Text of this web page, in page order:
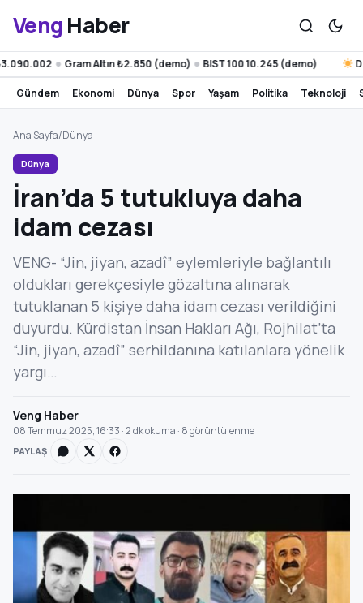
Veng Haber
● Gram Altın ₺2.850 (demo) ● BIST 100 10.245 (demo)
gündem ekonomi dünya spor yaşam politika teknoloji
Ana Sayfa/Dünya
Dünya
İran’da 5 tutukluya daha
idam cezası
VENG- “Jin, jiyan, azadî” eylemleriyle bağlantılı
oldukları gerekçesiyle gözaltına alınarak
tutuklanan 5 kişiye daha idam cezası verildiğini
duyurdu. Kürdistan İnsan Hakları Ağı, Rojhilat’ta
“Jin, jiyan, azadî” serhildanına katılanlara yönelik
yargı…
Veng Haber
08 Temmuz 2025, 16:33 · 2 dk okuma · 8 görüntülenme
PAYLAŞ